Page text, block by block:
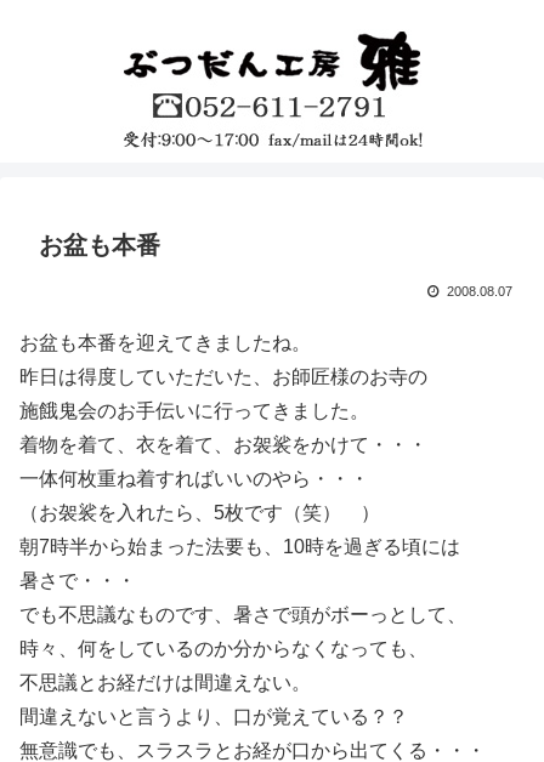
お盆も本番
2008.08.07
お盆も本番を迎えてきましたね。
昨日は得度していただいた、お師匠様のお寺の
施餓鬼会のお手伝いに行ってきました。
着物を着て、衣を着て、お袈裟をかけて・・・
一体何枚重ね着すればいいのやら・・・
（お袈裟を入れたら、5枚です（笑） ）
朝7時半から始まった法要も、10時を過ぎる頃には
暑さで・・・
でも不思議なものです、暑さで頭がボーっとして、
時々、何をしているのか分からなくなっても、
不思議とお経だけは間違えない。
間違えないと言うより、口が覚えている？？
無意識でも、スラスラとお経が口から出てくる・・・